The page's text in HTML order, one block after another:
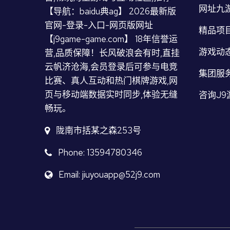
【导航：baidu典ag】 2026最新版
官网-登录-入口-网页版网址
【j9game-game.com】 18年信誉运
营,品质保障！长风破浪会有时,直挂
云帆济沧海,会员登录后可参与电竞
比赛、真人互动和热门棋牌游戏,网
页与移动端数据实时同步,体验无缝
畅玩。
陇南市括某之森253号
Phone: 13594780346
Email: jiuyouapp@52j9.com
网址九
精品项
游戏动
集团服
咨询J9